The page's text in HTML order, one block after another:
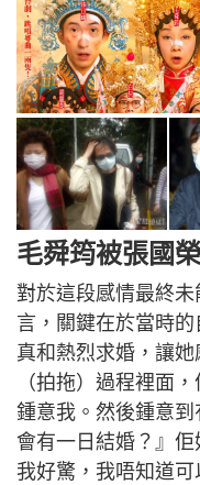
毛舜筠被張國
對於這段感情最終
言，關鍵在於當時
真和熱烈求婚，讓
（拍拖）過程裡面
鍾意我。然後鍾意
會有一日結婚？』
我好驚，我唔知道